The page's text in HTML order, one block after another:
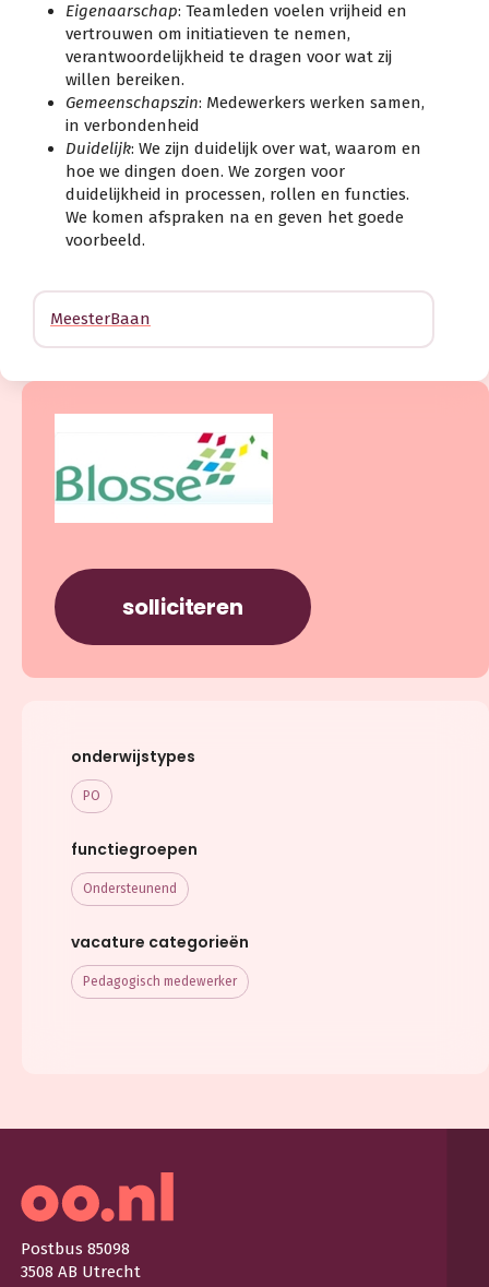
Eigenaarschap: Teamleden voelen vrijheid en
vertrouwen om initiatieven te nemen,
verantwoordelijkheid te dragen voor wat zij
willen bereiken.
Gemeenschapszin: Medewerkers werken samen,
in verbondenheid
Duidelijk: We zijn duidelijk over wat, waarom en
hoe we dingen doen. We zorgen voor
duidelijkheid in processen, rollen en functies.
We komen afspraken na en geven het goede
voorbeeld.
MeesterBaan
solliciteren
onderwijstypes
PO
functiegroepen
Ondersteunend
vacature categorieën
Pedagogisch medewerker
Postbus 85098
3508 AB Utrecht